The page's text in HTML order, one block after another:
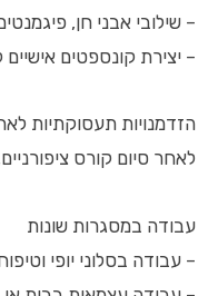
– שילובי אבני חן,
– יצירת קונספטים אישיים
הזדמנויות תעסוקתיות
לאחר סיום קורס
עבודה במסגרות שונות
– עבודה בסלוני יופי